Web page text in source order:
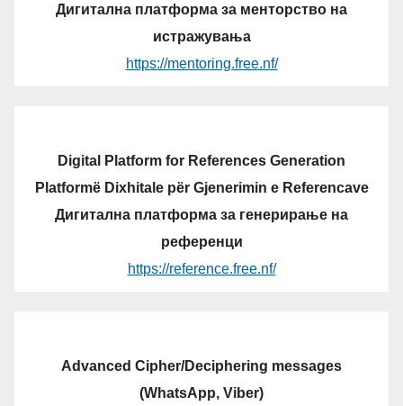
Дигитална платформа за менторство на
истражувања
https://mentoring.free.nf/
Digital Platform for References Generation
Platformë Dixhitale për Gjenerimin e Referencave
Дигитална платформа за генерирање на
референци
https://reference.free.nf/
Advanced Cipher/Deciphering messages
(WhatsApp, Viber)